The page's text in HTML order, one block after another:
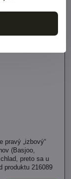
pravý „izbový“
(Basjoo,
preto sa u
produktu 216089